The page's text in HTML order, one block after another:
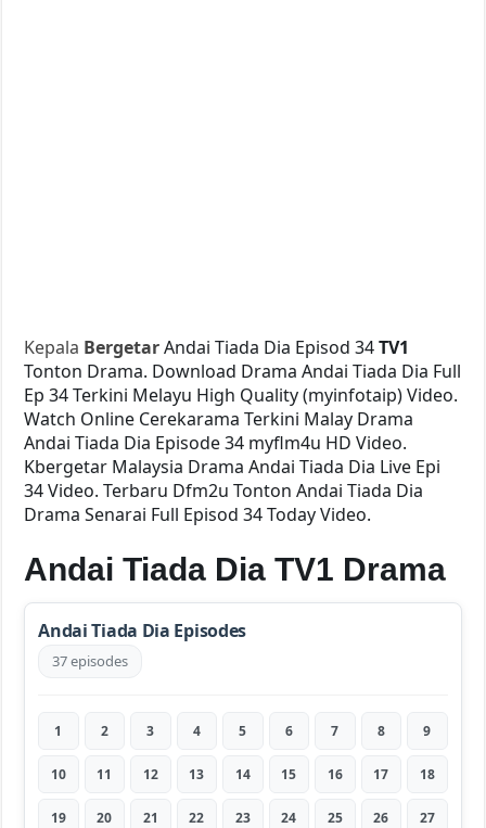
Kepala BergetarAndai Tiada Dia Episod 34TV1
Tonton Drama. Download Drama Andai Tiada Dia Full
Ep 34 Terkini Melayu High Quality (myinfotaip) Video.
Watch Online Cerekarama Terkini Malay Drama
Andai Tiada Dia Episode 34 myflm4u HD Video.
Kbergetar Malaysia Drama Andai Tiada Dia Live Epi
34 Video. Terbaru Dfm2u Tonton Andai Tiada Dia
Drama Senarai Full Episod 34 Today Video.
Andai Tiada Dia TV1 Drama
Andai Tiada Dia Episodes
37 episodes
1 2 3 4 5 6 7 8 9
10 11 12 13 14 15 16 17 18
19 20 21 22 23 24 25 26 27